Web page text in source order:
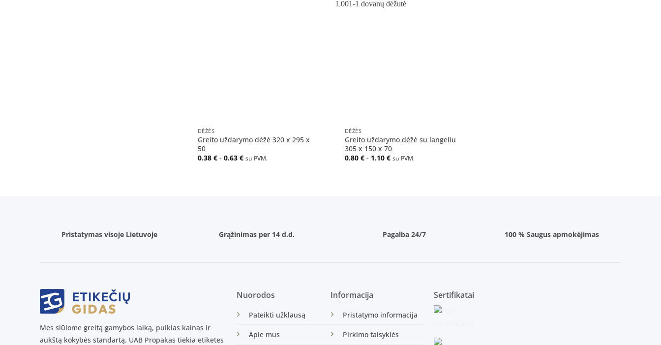
DĖŽĖS
Greito uždarymo dėžė 320 x 295 x
50
0.38 €- 0.63 € su PVM.
DĖŽĖS
Greito uždarymo dėžė su langeliu
305 x 150 x 70
0.80 €- 1.10 € su PVM.
Pristatymas visoje Lietuvoje Grąžinimas per 14 d.d. Pagalba 24/7 100 % Saugus apmokėjimas
Mes siūlome greitą gamybos laiką, puikias kainas ir
aukštą kokybės standartą. UAB Propakas tiekia etiketes
Nuorodos
Pateikti užklausą
Apie mus
Informacija
Pristatymo informacija
Pirkimo taisyklės
Sertifikatai